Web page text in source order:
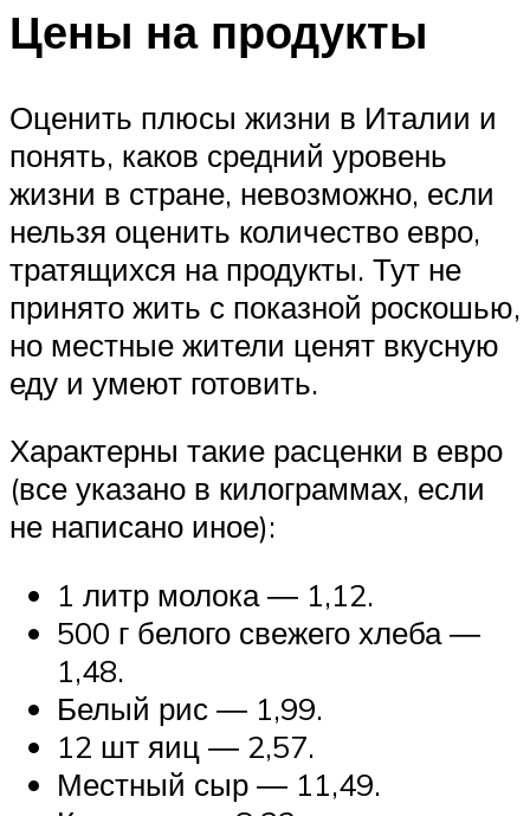
Цены на продукты
Оценить плюсы жизни в Италии и
понять, каков средний уровень
жизни в стране, невозможно, если
нельзя оценить количество евро,
тратящихся на продукты. Тут не
принято жить с показной роскошью,
но местные жители ценят вкусную
еду и умеют готовить.
Характерны такие расценки в евро
(все указано в килограммах, если
не написано иное):
1 литр молока ― 1,12.
500 г белого свежего хлеба ―
1,48.
Белый рис ― 1,99.
12 шт яиц ― 2,57.
Местный сыр ― 11,49.